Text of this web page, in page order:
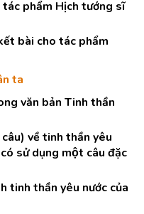
phẩm Hịch tướng sĩ
bài cho tác phẩm
ta
văn bản Tinh thần
về tinh thần yêu
sử dụng một câu đặc
tinh thần yêu nước của